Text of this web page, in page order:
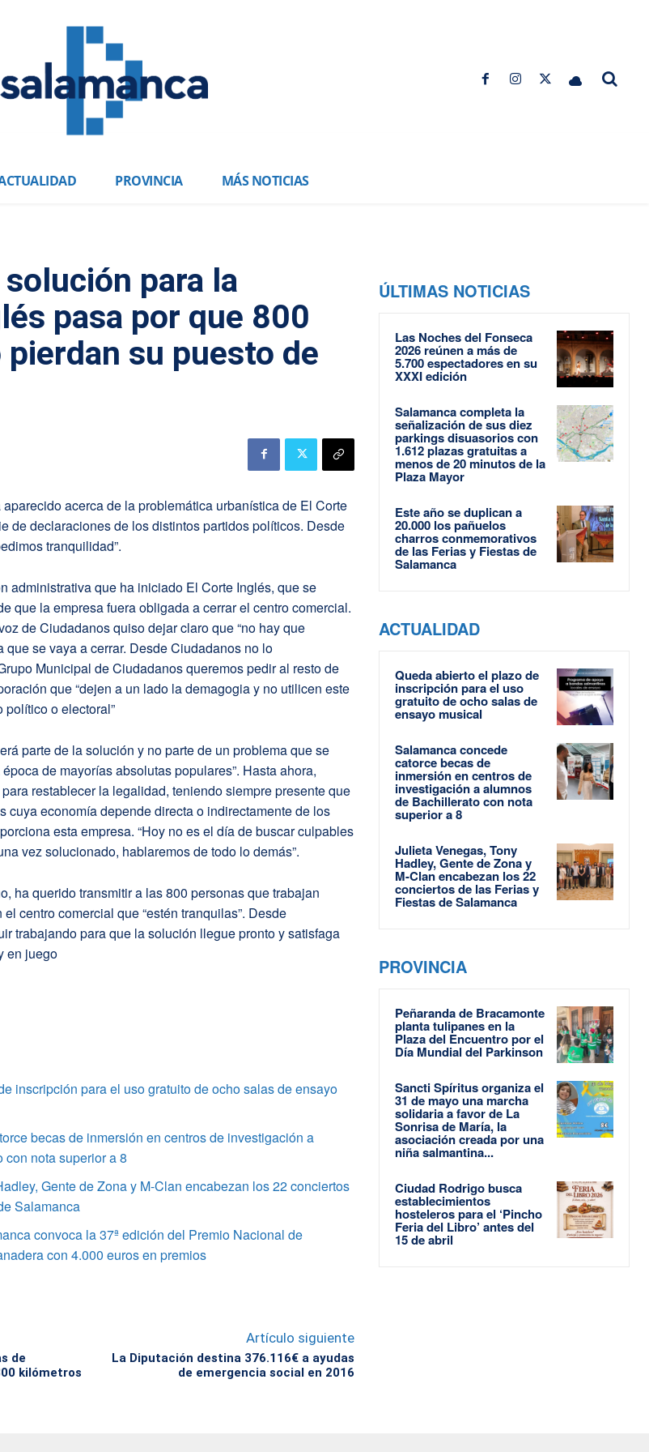
PROVINCIA MÁS NOTICIAS
solución para la
pasa por que 800
su puesto de
acerca de la problemática urbanística de El Corte
de declaraciones de los distintos partidos políticos. Desde
tranquilidad”.
administrativa que ha iniciado El Corte Inglés, que se
que la empresa fuera obligada a cerrar el centro comercial.
de Ciudadanos quiso dejar claro que “no hay que
que se vaya a cerrar. Desde Ciudadanos no lo
Municipal de Ciudadanos queremos pedir al resto de
que “dejen a un lado la demagogia y no utilicen este
o electoral”
parte de la solución y no parte de un problema que se
de mayorías absolutas populares”. Hasta ahora,
restablecer la legalidad, teniendo siempre presente que
cuya economía depende directa o indirectamente de los
esta empresa. “Hoy no es el día de buscar culpables
vez solucionado, hablaremos de todo lo demás”.
ha querido transmitir a las 800 personas que trabajan
centro comercial que “estén tranquilas”. Desde
trabajando para que la solución llegue pronto y satisfaga
en juego
inscripción para el uso gratuito de ocho salas de ensayo
becas de inmersión en centros de investigación a
nota superior a 8
Gente de Zona y M-Clan encabezan los 22 conciertos
Salamanca
convoca la 37ª edición del Premio Nacional de
con 4.000 euros en premios
de
kilómetros
Artículo siguiente
La Diputación destina 376.116€ a ayudas
de emergencia social en 2016
ÚLTIMAS NOTICIAS
Las Noches del Fonseca
2026 reúnen a más de
5.700 espectadores en su
XXXI edición
Salamanca completa la
señalización de sus diez
parkings disuasorios con
1.612 plazas gratuitas a
menos de 20 minutos de la
Plaza Mayor
Este año se duplican a
20.000 los pañuelos
charros conmemorativos
de las Ferias y Fiestas de
Salamanca
ACTUALIDAD
Queda abierto el plazo de
inscripción para el uso
gratuito de ocho salas de
ensayo musical
Salamanca concede
catorce becas de
inmersión en centros de
investigación a alumnos
de Bachillerato con nota
superior a 8
Julieta Venegas, Tony
Hadley, Gente de Zona y
M-Clan encabezan los 22
conciertos de las Ferias y
Fiestas de Salamanca
PROVINCIA
Peñaranda de Bracamonte
planta tulipanes en la
Plaza del Encuentro por el
Día Mundial del Parkinson
Sancti Spíritus organiza el
31 de mayo una marcha
solidaria a favor de La
Sonrisa de María, la
asociación creada por una
niña salmantina...
Ciudad Rodrigo busca
establecimientos
hosteleros para el ‘Pincho
Feria del Libro’ antes del
15 de abril